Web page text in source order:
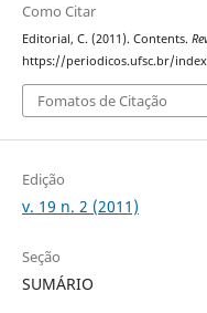
Como Citar
Editorial, C. (2011). Contents.
https://periodicos.ufsc.br/
Fomatos de Citação
Edição
v. 19 n. 2 (2011)
Seção
SUMÁRIO